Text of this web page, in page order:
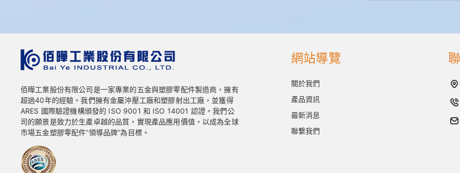
佰曄工業股份有限公司是一家專業的五金與塑膠零配件製造商，擁有
超過40年的經驗。我們擁有金屬沖壓工廠和塑膠射出工廠，並獲得
ARES 國際驗證機構頒發的 ISO 9001 和 ISO 14001 認證。我們公
司的願景是致力於生產卓越的品質，實現產品應用價值，以成為全球
市場五金塑膠零配件“領導品牌”為目標。
網站導覽
關於我們
產品資訊
最新消息
聯繫我們